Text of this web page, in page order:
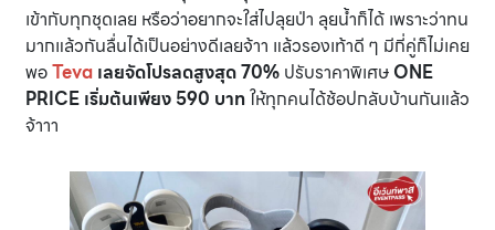
เข้ากับทุกชุดเลย หรือว่าอยากจะใส่ไปลุยป่า ลุยน้ำก็ได้ เพราะว่าทน
มากแล้วกันลื่นได้เป็นอย่างดีเลยจ้าา แล้วรองเท้าดี ๆ มีกี่คู่ก็ไม่เคย
พอTeva เลยจัดโปรลดสูงสุด 70% ปรับราคาพิเศษ ONE
PRICE เริ่มต้นเพียง 590 บาทให้ทุกคนได้ช้อปกลับบ้านกันแล้ว
จ้าาา